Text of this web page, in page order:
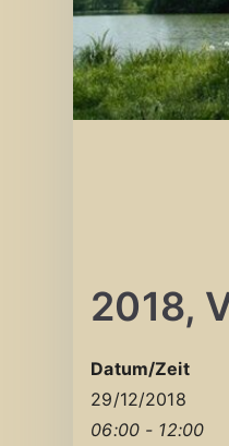
2018,
Datum/Zeit
29/12/2018
06:00 - 12:00